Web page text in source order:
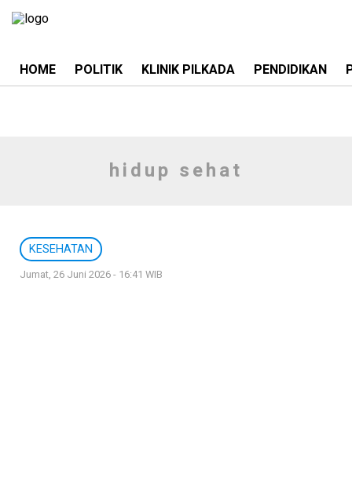
HOME POLITIK KLINIK PILKADA PENDIDIKAN
hidup sehat
KESEHATAN
Jumat, 26 Juni 2026 - 16:41 WIB